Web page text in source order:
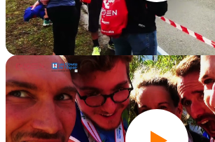
Édition 2019